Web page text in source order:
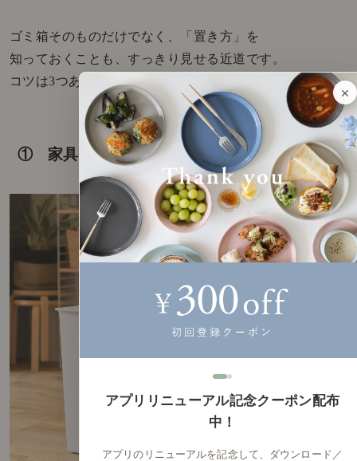
ゴミ箱そのものだけでなく、「置き方」を
知っておくことも、すっきり見せる近道です。
コツは3つあります。
① 家具の色と揃える
×
アプリリニューアル記念クーポン配布
中！
アプリのリニューアルを記念して、ダウンロード／